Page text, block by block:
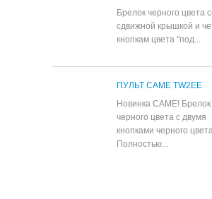
Брелок черного цвета
сдвижной крышкой и
кнопкам цвета "под...
ПУЛЬТ CAME TW2EE
Новинка CAME! Брелок
черного цвета с двумя
кнопками черного
Полностью...